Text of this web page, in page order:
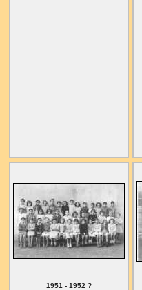
1951 - 1952 ?